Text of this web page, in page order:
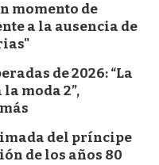
momento de
a la ausencia de
de 2026: “La
la moda 2”,
del príncipe
de los años 80